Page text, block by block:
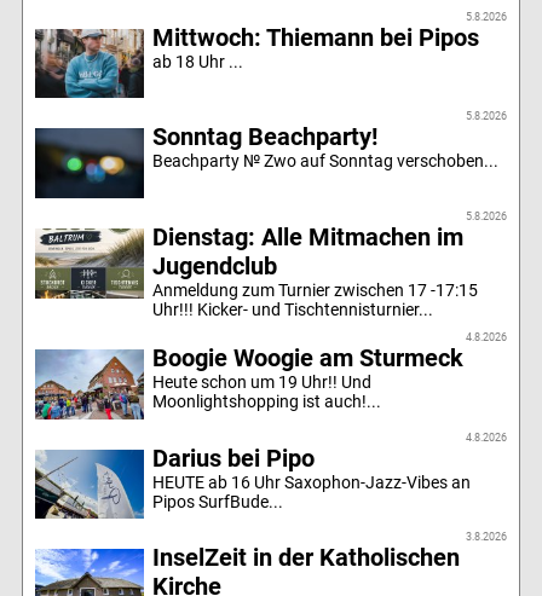
5.8.2026
Mittwoch: Thiemann bei Pipos
ab 18 Uhr ...
5.8.2026
Sonntag Beachparty!
Beachparty № Zwo auf Sonntag verschoben...
5.8.2026
Dienstag: Alle Mitmachen im
Jugendclub
Anmeldung zum Turnier zwischen 17 -17:15
Uhr!!! Kicker- und Tischtennisturnier...
4.8.2026
Boogie Woogie am Sturmeck
Heute schon um 19 Uhr!! Und
Moonlightshopping ist auch!...
4.8.2026
Darius bei Pipo
HEUTE ab 16 Uhr Saxophon-Jazz-Vibes an
Pipos SurfBude...
3.8.2026
InselZeit in der Katholischen
Kirche